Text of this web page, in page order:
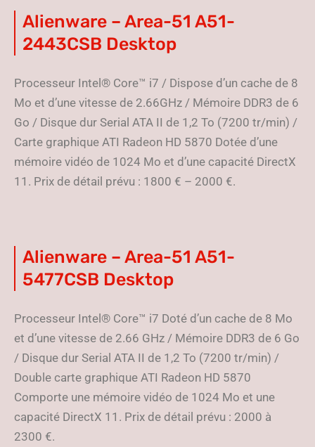
Alienware – Area-51 A51-
2443CSB Desktop
Processeur Intel® Core™ i7 / Dispose d’un cache de 8
Mo et d’une vitesse de 2.66GHz / Mémoire DDR3 de 6
Go / Disque dur Serial ATA II de 1,2 To (7200 tr/min) /
Carte graphique ATI Radeon HD 5870 Dotée d’une
mémoire vidéo de 1024 Mo et d’une capacité DirectX
11. Prix de détail prévu : 1800 € – 2000 €.
Alienware – Area-51 A51-
5477CSB Desktop
Processeur Intel® Core™ i7 Doté d’un cache de 8 Mo
et d’une vitesse de 2.66 GHz / Mémoire DDR3 de 6 Go
/ Disque dur Serial ATA II de 1,2 To (7200 tr/min) /
Double carte graphique ATI Radeon HD 5870
Comporte une mémoire vidéo de 1024 Mo et une
capacité DirectX 11. Prix de détail prévu : 2000 à
2300 €.